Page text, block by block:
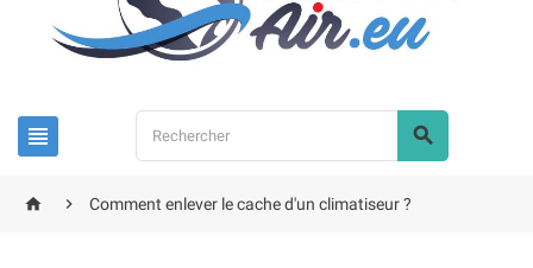
 
  Comment enlever le cache d'un climatiseur ?